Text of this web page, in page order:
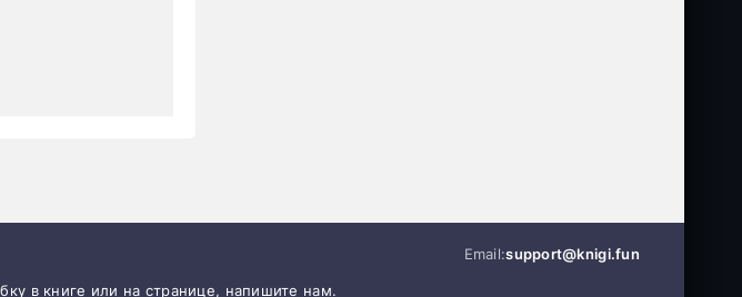
Email:support@knigi.fun
в книге или на странице, напишите нам.